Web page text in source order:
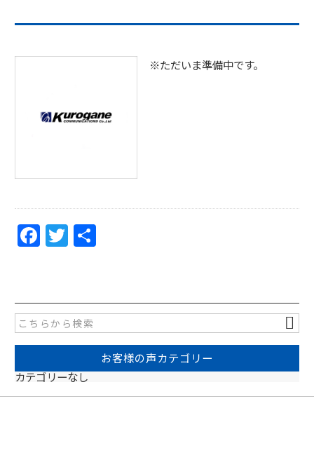
※ただいま準備中です。
F
a
e
b
o
o
k
T
w
er
お客様の声カテゴリー
カテゴリーなし